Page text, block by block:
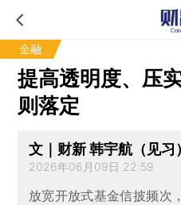
金融
提高透明度、压
则落定
文｜财新 韩宇航（见习）
2026年06月09日 22:59
放宽开放式基金信披频次